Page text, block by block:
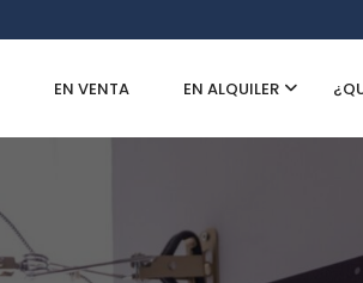
EN VENTA EN ALQUILER